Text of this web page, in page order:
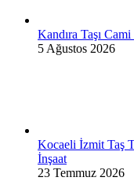
Kandıra Taşı
5 Ağustos 2026
Kocaeli İzmit Taş
İnşaat
23 Temmuz 2026